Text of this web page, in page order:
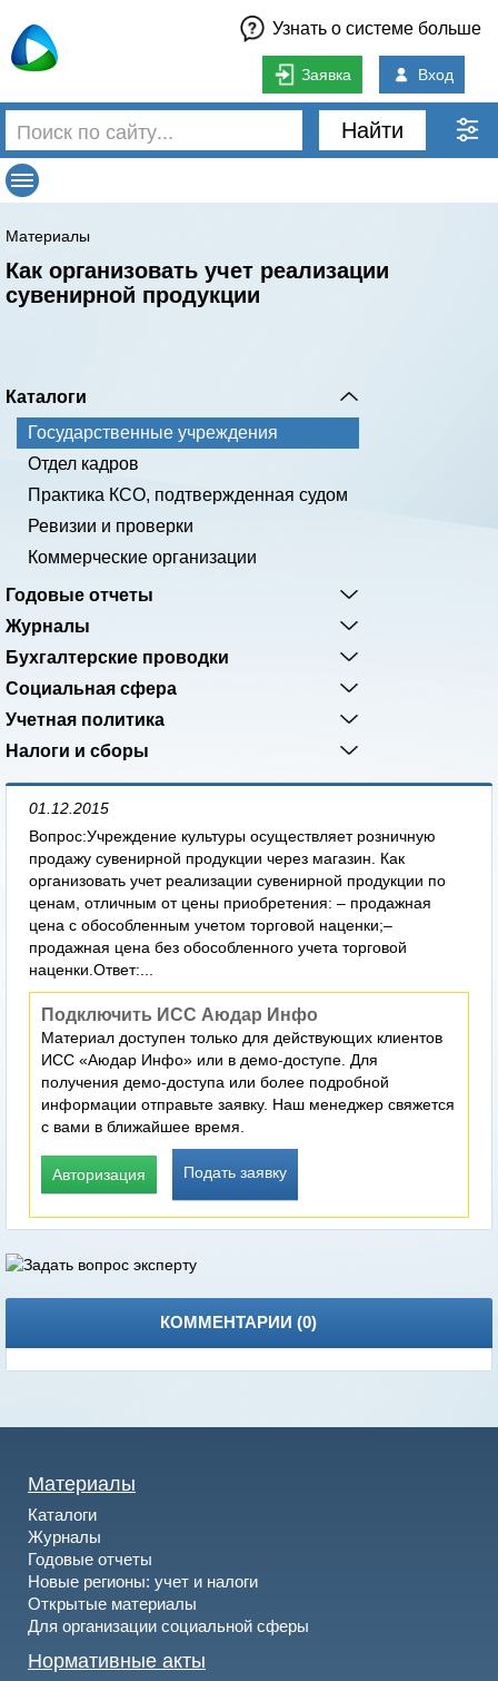
Узнать о системе больше
Заявка Вход
Найти
Материалы
Как организовать учет реализации
сувенирной продукции
Каталоги
Государственные учреждения
Отдел кадров
Практика КСО, подтвержденная судом
Ревизии и проверки
Коммерческие организации
Годовые отчеты
Журналы
Бухгалтерские проводки
Социальная сфера
Учетная политика
Налоги и сборы
01.12.2015
Вопрос:Учреждение культуры осуществляет розничную
продажу сувенирной продукции через магазин. Как
организовать учет реализации сувенирной продукции по
ценам, отличным от цены приобретения: – продажная
цена с обособленным учетом торговой наценки;–
продажная цена без обособленного учета торговой
наценки.Ответ:...
Подключить ИСС Аюдар Инфо
Материал доступен только для действующих клиентов
ИСС «Аюдар Инфо» или в демо-доступе. Для
получения демо-доступа или более подробной
информации отправьте заявку. Наш менеджер свяжется
с вами в ближайшее время.
Авторизация Подать заявку
КОММЕНТАРИИ (0)
Материалы
Каталоги
Журналы
Годовые отчеты
Новые регионы: учет и налоги
Открытые материалы
Для организации социальной сферы
Нормативные акты